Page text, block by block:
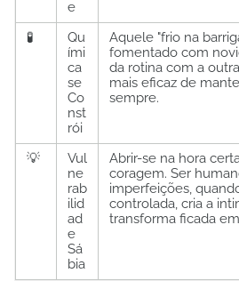
e
🧪
Qu
ími
ca
se
Co
nst
rói
Aquele "frio na
fomentado com
da rotina com a
mais eficaz de
sempre.
💡
Vul
ne
rab
ilid
ad
e
Sá
bia
Abrir-se na hora
coragem. Ser
imperfeições,
controlada, cria a
transforma ficada